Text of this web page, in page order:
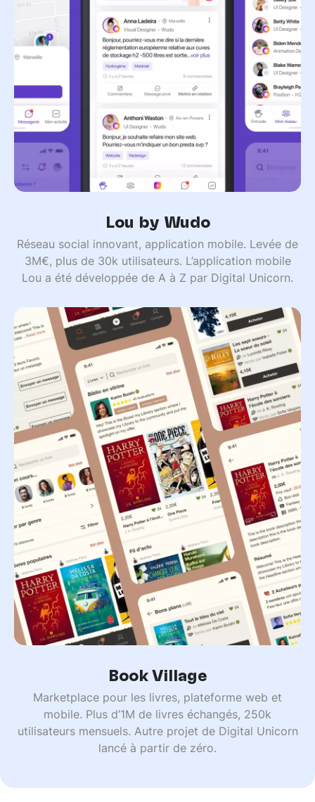
Lou by Wudo
Réseau social innovant, application mobile. Levée de
3M€, plus de 30k utilisateurs. L’application mobile
Lou a été développée de A à Z par Digital Unicorn.
Book Village
Marketplace pour les livres, plateforme web et
mobile. Plus d’1M de livres échangés, 250k
utilisateurs mensuels. Autre projet de Digital Unicorn
lancé à partir de zéro.